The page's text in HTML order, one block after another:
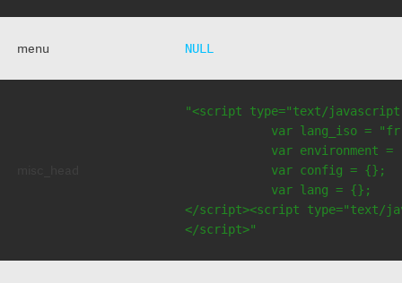
menu NULL
"<script type="text/
var lang_iso =
var environment =
            var config = {};
            var lang = {};
</script><script type="text/
</script>"